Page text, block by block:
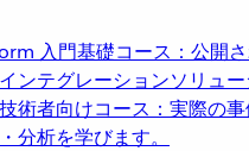
入門基礎コース：公開
ンテグレーションソリュー
技術者向けコース：実際の
分析を学びます。